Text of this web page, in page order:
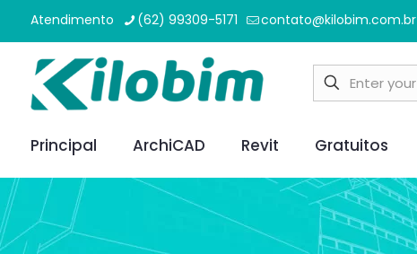
Atendimento (62) 99309-5171 contato@kilobim.com.br
Principal ArchiCAD Revit Gratuitos